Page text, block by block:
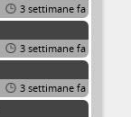
3 settimane fa
3 settimane fa
3 settimane fa